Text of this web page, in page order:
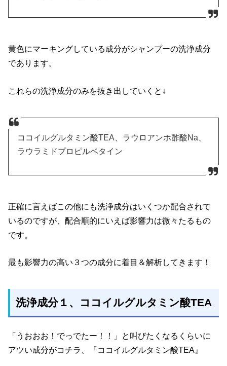
黄色にマーキングしている成分がシャンプーの洗浄成分
であります。
これらの洗浄成分のみを抜き出していくと↓
ココイルグルタミン酸TEA、ラウロアンホ酢酸Na、
ラウラミドプロピルベタイン
正確に言えばこの他にも洗浄成分はいくつか配合されて
いるのですが、配合順的にいえば影響力は微々たるもの
です。
最も影響力の高い３つの成分に着目＆解析してきます！
洗浄成分１、ココイルグルタミン酸TEA
「うおおお！でっでたー！！」と叫びたくなるくらいに
アツい成分がコチラ、『ココイルグルタミン酸TEA』